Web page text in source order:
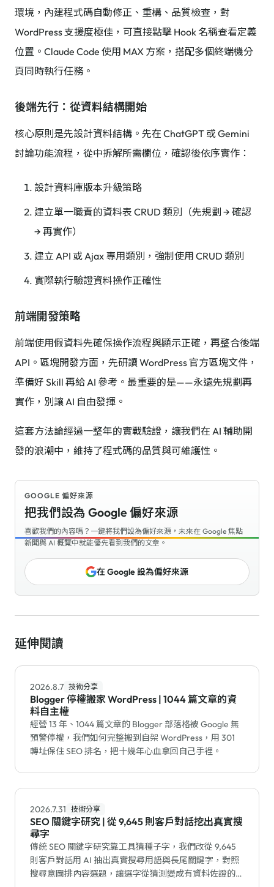
環境，內建程式碼自動修正、重構、品質檢查，對
WordPress 支援度極佳，可直接點擊 Hook 名稱查看定義
位置。Claude Code 使用 MAX 方案，搭配多個終端機分
頁同時執行任務。
後端先行：從資料結構開始
核心原則是先設計資料結構。先在 ChatGPT 或 Gemini
討論功能流程，從中拆解所需欄位，確認後依序實作：
設計資料庫版本升級策略
建立單一職責的資料表 CRUD 類別（先規劃 → 確認
→ 再實作）
建立 API 或 Ajax 專用類別，強制使用 CRUD 類別
實際執行驗證資料操作正確性
前端開發策略
前端使用假資料先確保操作流程與顯示正確，再整合後端
API。區塊開發方面，先研讀 WordPress 官方區塊文件，
準備好 Skill 再給 AI 參考。最重要的是——永遠先規劃再
實作，別讓 AI 自由發揮。
這套方法論經過一整年的實戰驗證，讓我們在 AI 輔助開
發的浪潮中，維持了程式碼的品質與可維護性。
GOOGLE 偏好來源
把我們設為 Google 偏好來源
喜歡我們的內容嗎？一鍵將我們設為偏好來源，未來在 Google 焦點
新聞與 AI 概覽中就能優先看到我們的文章。
在 Google 設為偏好來源
延伸閱讀
2026.8.7 技術分享
Blogger 停權搬家 WordPress | 1044 篇文章的資
料自主權
經營 13 年、1044 篇文章的 Blogger 部落格被 Google 無
預警停權，我們如何完整搬到自架 WordPress，用 301
轉址保住 SEO 排名，把十幾年心血拿回自己手裡。
2026.7.31 技術分享
SEO 關鍵字研究 | 從 9,645 則客戶對話挖出真實搜
尋字
傳統 SEO 關鍵字研究靠工具猜種子字，我們改從 9,645
則客戶對話用 AI 抽出真實搜尋用語與長尾關鍵字，對照
搜尋意圖排內容選題，讓選字從猜測變成有資料佐證的流